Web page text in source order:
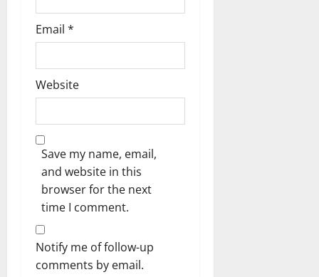
Email *
Website
Save my name, email,
and website in this
browser for the next
time I comment.
Notify me of follow-up
comments by email.